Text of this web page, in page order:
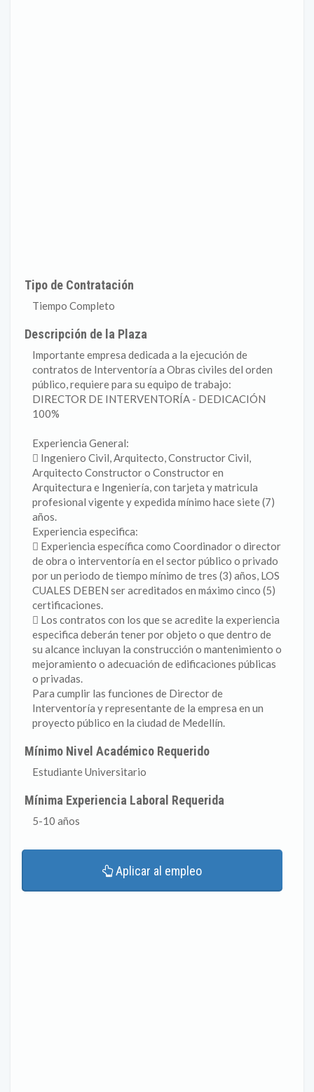
Tipo de Contratación
Tiempo Completo
Descripción de la Plaza
Importante empresa dedicada a la ejecución de
contratos de Interventoría a Obras civiles del orden
público, requiere para su equipo de trabajo:
DIRECTOR DE INTERVENTORÍA - DEDICACIÓN
100%
Experiencia General:
 Ingeniero Civil, Arquitecto, Constructor Civil,
Arquitecto Constructor o Constructor en
Arquitectura e Ingeniería, con tarjeta y matricula
profesional vigente y expedida mínimo hace siete (7)
años.
Experiencia especifica:
 Experiencia específica como Coordinador o director
de obra o interventoría en el sector público o privado
por un periodo de tiempo mínimo de tres (3) años, LOS
CUALES DEBEN ser acreditados en máximo cinco (5)
certificaciones.
 Los contratos con los que se acredite la experiencia
especifica deberán tener por objeto o que dentro de
su alcance incluyan la construcción o mantenimiento o
mejoramiento o adecuación de edificaciones públicas
o privadas.
Para cumplir las funciones de Director de
Interventoría y representante de la empresa en un
proyecto público en la ciudad de Medellín.
Mínimo Nivel Académico Requerido
Estudiante Universitario
Mínima Experiencia Laboral Requerida
5-10 años
Aplicar al empleo